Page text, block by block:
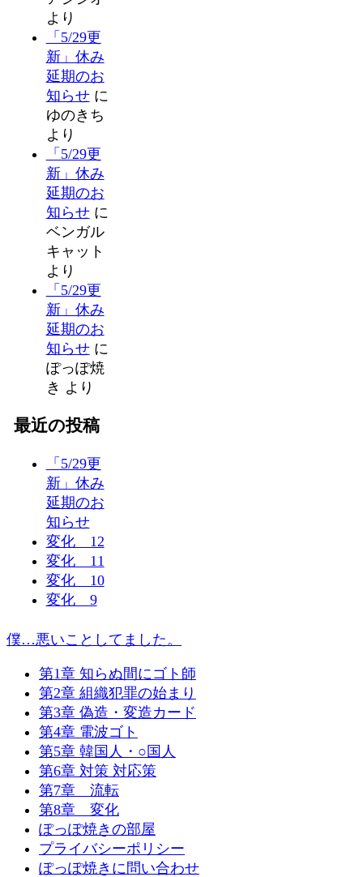
より
「5/29更
新」休み
延期のお
知らせに
ゆのきち
より
「5/29更
新」休み
延期のお
知らせに
ベンガル
キャット
より
「5/29更
新」休み
延期のお
知らせに
ぽっぽ焼
き より
最近の投稿
「5/29更
新」休み
延期のお
知らせ
変化 12
変化 11
変化 10
変化 9
僕…悪いことしてました。
第1章 知らぬ間にゴト師
第2章 組織犯罪の始まり
第3章 偽造・変造カード
第4章 電波ゴト
第5章 韓国人・○国人
第6章 対策 対応策
第7章 流転
第8章 変化
ぽっぽ焼きの部屋
プライバシーポリシー
ぽっぽ焼きに問い合わせ